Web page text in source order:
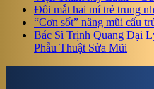
Đôi mắt hai mí trẻ trung
“Cơn sốt” nâng mũi cấu
Bác Sĩ Trịnh Quang Đại
Phẫu Thuật Sửa Mũi